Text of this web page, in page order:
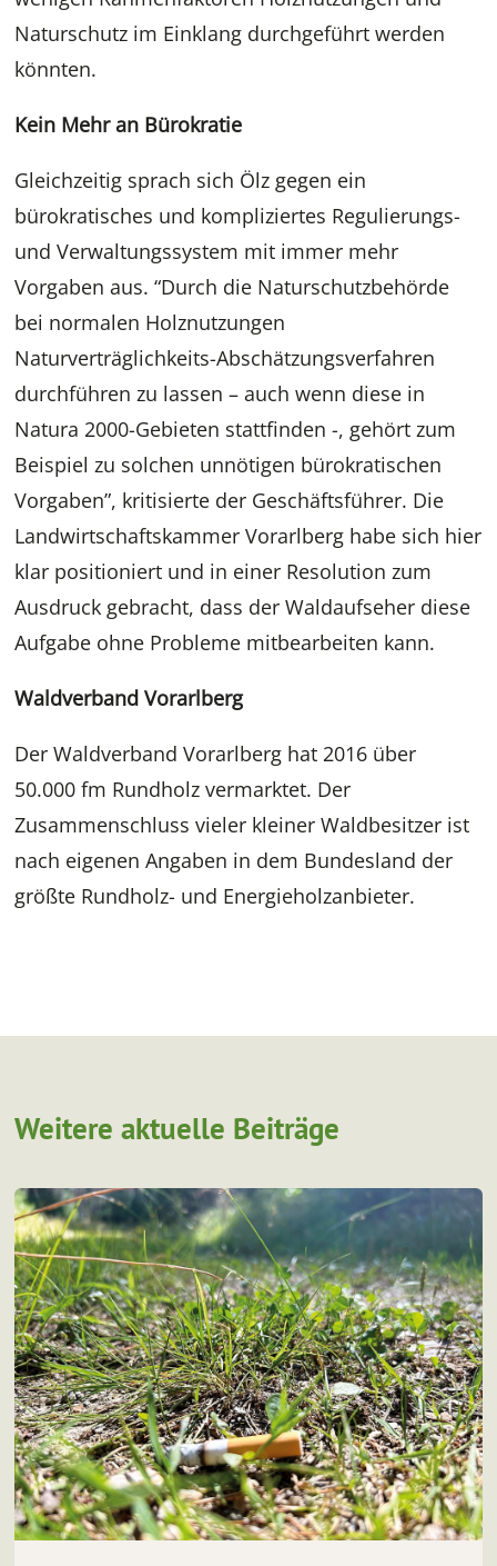
Naturschutz im Einklang durchgeführt werden
könnten.
Kein Mehr an Bürokratie
Gleichzeitig sprach sich Ölz gegen ein
bürokratisches und kompliziertes Regulierungs-
und Verwaltungssystem mit immer mehr
Vorgaben aus. “Durch die Naturschutzbehörde
bei normalen Holznutzungen
Naturverträglichkeits-Abschätzungsverfahren
durchführen zu lassen – auch wenn diese in
Natura 2000-Gebieten stattfinden -, gehört zum
Beispiel zu solchen unnötigen bürokratischen
Vorgaben”, kritisierte der Geschäftsführer. Die
Landwirtschaftskammer Vorarlberg habe sich hier
klar positioniert und in einer Resolution zum
Ausdruck gebracht, dass der Waldaufseher diese
Aufgabe ohne Probleme mitbearbeiten kann.
Waldverband Vorarlberg
Der Waldverband Vorarlberg hat 2016 über
50.000 fm Rundholz vermarktet. Der
Zusammenschluss vieler kleiner Waldbesitzer ist
nach eigenen Angaben in dem Bundesland der
größte Rundholz- und Energieholzanbieter.
Weitere aktuelle Beiträge